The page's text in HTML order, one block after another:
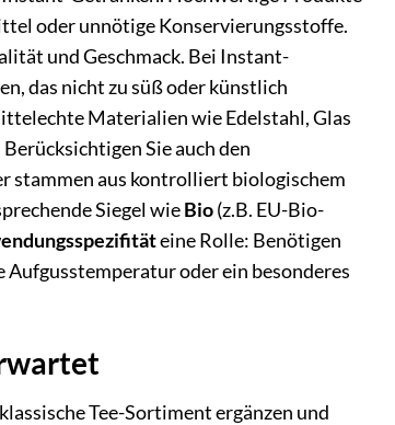
oder unnötige Konservierungsstoffe.
und Geschmack. Bei Instant-
das nicht zu süß oder künstlich
Materialien wie Edelstahl, Glas
Sie auch den
stammen aus kontrolliert biologischem
Siegel wieBio(z.B. EU-Bio-
eine Rolle: Benötigen
oder ein besonderes
Tee-Sortiment ergänzen und